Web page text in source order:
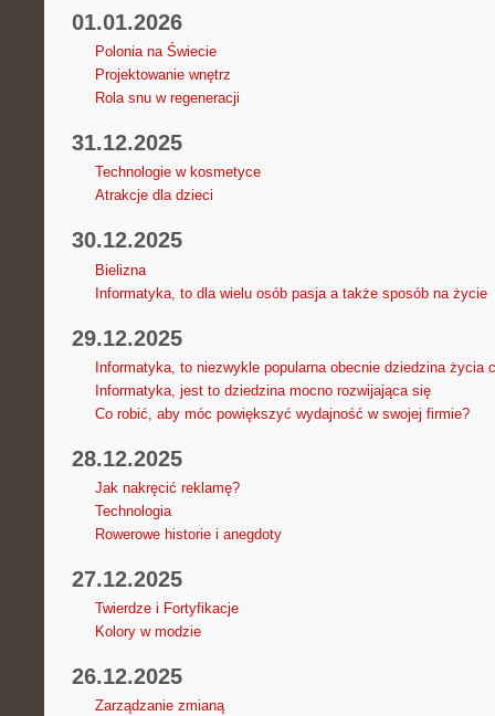
01.01.2026
Polonia na Świecie
Projektowanie wnętrz
Rola snu w regeneracji
31.12.2025
Technologie w kosmetyce
Atrakcje dla dzieci
30.12.2025
Bielizna
Informatyka, to dla wielu osób pasja a także sposób na życie
29.12.2025
Informatyka, to niezwykle popularna obecnie dziedzina życia
Informatyka, jest to dziedzina mocno rozwijająca się
Co robić, aby móc powiększyć wydajność w swojej firmie?
28.12.2025
Jak nakręcić reklamę?
Technologia
Rowerowe historie i anegdoty
27.12.2025
Twierdze i Fortyfikacje
Kolory w modzie
26.12.2025
Zarządzanie zmianą